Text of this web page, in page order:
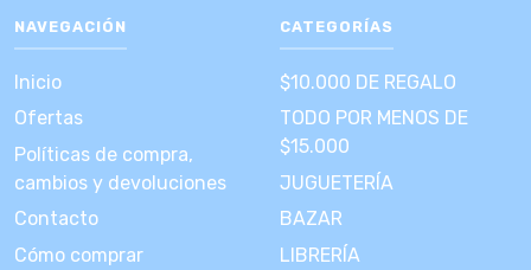
NAVEGACIÓN
Inicio
Ofertas
Políticas de compra,
cambios y devoluciones
Contacto
Cómo comprar
CATEGORÍAS
$10.000 DE REGALO
TODO POR MENOS DE
$15.000
JUGUETERÍA
BAZAR
LIBRERÍA